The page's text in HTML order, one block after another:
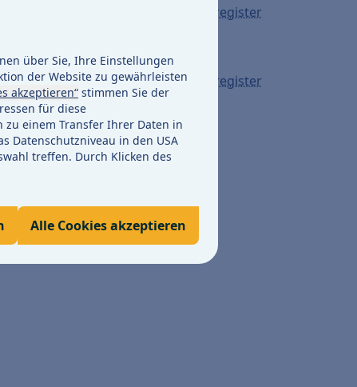
über Sie, Ihre Einstellungen
der Website zu gewährleisten
akzeptieren“ stimmen Sie der
für diese
zu einem Transfer Ihrer Daten in
Datenschutzniveau in den USA
treffen. Durch Klicken des
Alle Cookies akzeptieren
Marktstammdatenregister
Seiten)
imMarktstammdatenregister